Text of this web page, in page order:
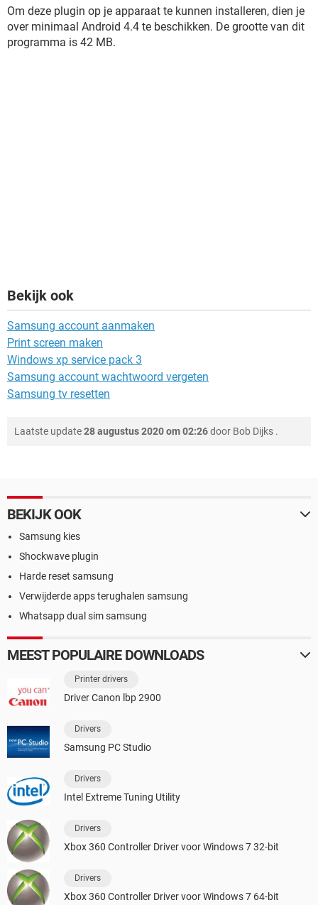
Om deze plugin op je apparaat te kunnen installeren, dien je
over minimaal Android 4.4 te beschikken. De grootte van dit
programma is 42 MB.
Bekijk ook
Samsung account aanmaken
Print screen maken
Windows xp service pack 3
Samsung account wachtwoord vergeten
Samsung tv resetten
Laatste update28 augustus 2020 om 02:26door Bob Dijks .
BEKIJK OOK
Samsung kies
Shockwave plugin
Harde reset samsung
Verwijderde apps terughalen samsung
Whatsapp dual sim samsung
MEEST POPULAIRE DOWNLOADS
Printer drivers
Driver Canon lbp 2900
Drivers
Samsung PC Studio
Drivers
Intel Extreme Tuning Utility
Drivers
Xbox 360 Controller Driver voor Windows 7 32-bit
Drivers
Xbox 360 Controller Driver voor Windows 7 64-bit